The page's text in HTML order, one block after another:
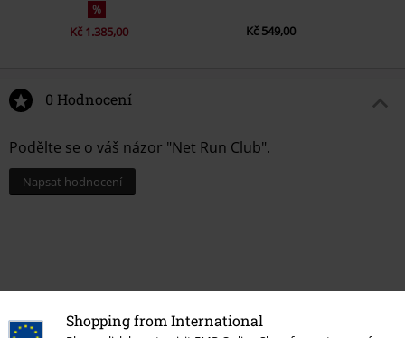
Shopping from International
%
Kč 1.385,00 Kč 549,00
0 Hodnocení
Podělte se o váš názor "Net Run Club".
Napsat hodnocení